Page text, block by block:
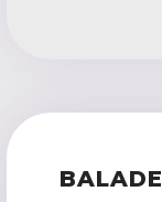
BALADE